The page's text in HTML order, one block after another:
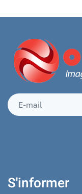
S'informer